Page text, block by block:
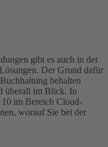
gibt es auch in der
Der Grund dafür
behalten
überall im Blick. In
im Bereich Cloud-
worauf Sie bei der